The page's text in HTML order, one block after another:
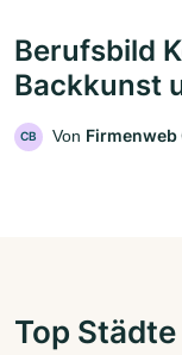
Berufsbild
Backkunst
CB Von
Top Städte